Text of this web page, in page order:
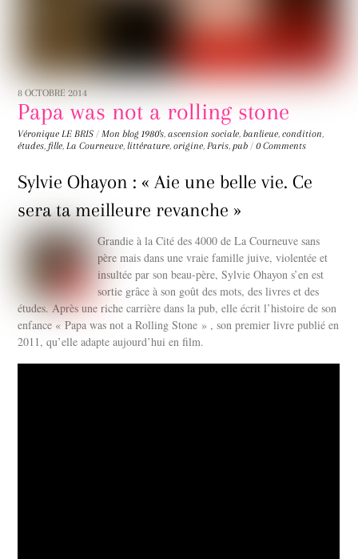
8 OCTOBRE 2014
Papa was not a rolling stone
Véronique LE BRIS / Mon blog 1980's,ascension sociale,banlieue,condition,
études, fille,La Courneuve,littérature,origine,Paris,pub / 0 Comments
Sylvie Ohayon : « Aie une belle vie. Ce
sera ta meilleure revanche »
Grandie à la Cité des 4000 de La Courneuve sans
père mais dans une vraie famille juive, violentée et
insultée par son beau-père, Sylvie Ohayon s’en est
sortie grâce à son goût des mots, des livres et des
études. Après une riche carrière dans la pub, elle écrit l’histoire de son
enfance « Papa was not a Rolling Stone » , son premier livre publié en
2011, qu’elle adapte aujourd’hui en film.